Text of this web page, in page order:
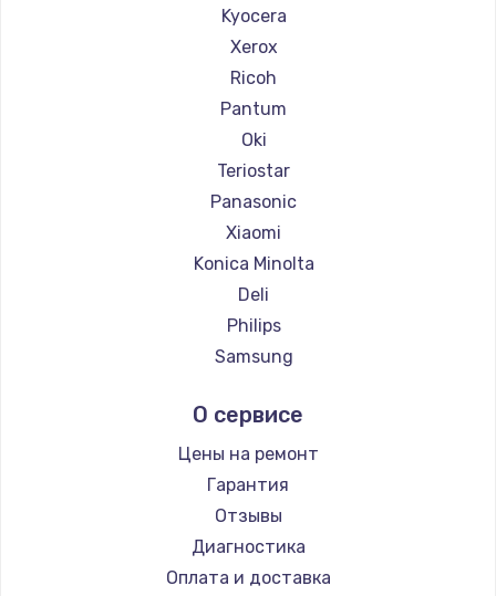
Kyocera
Xerox
Ricoh
Pantum
Oki
Teriostar
Panasonic
Xiaomi
Konica Minolta
Deli
Philips
Samsung
Lexmark
Sharp
TSC
Fujitsu
Godex
О сервисе
Цены на ремонт
Гарантия
Отзывы
Диагностика
Оплата и доставка